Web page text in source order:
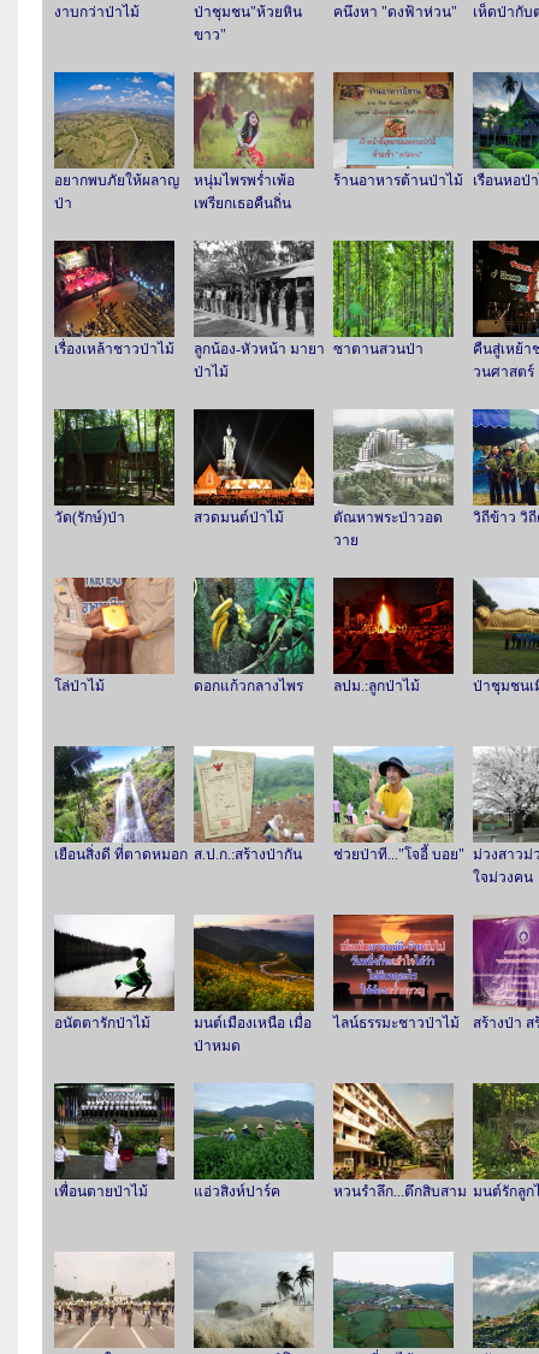
งาบกว่าป่าไม้
ป่าชุมชน"ห้วยหิน
ขาว"
คนึงหา "ดงฟ้าห่วน" เห็ดป่ากับ
อยากพบภัยให้ผลาญ
ป่า
หนุ่มไพรพร่ำเพ้อ
เพรียกเธอคืนถิ่น
ร้านอาหารต้านป่าไม้ เรือนหอป่
เรื่องเหล้าชาวป่าไม้
ลูกน้อง-หัวหน้า มายา
ป่าไม้
ซาตานสวนป่า
คืนสู่เหย้า
วนศาสตร์
วัด(รักษ์)ป่า สวดมนต์ป่าไม้
ตัณหาพระป่าวอด
วาย
วิถีข้าว วิ
โล่ป่าไม้ ดอกแก้วกลางไพร ลปม.:ลูกป่าไม้ ป่าชุมชนเ
เยือนสิ่งดี ที่ตาดหมอก ส.ป.ก.:สร้างป่ากัน ช่วยป่าที..."โจอี้ บอย" ม่วงสาวม่
ใจม่วงคน
อนัตตารักป่าไม้
มนต์เมืองเหนือ เมื่อ
ป่าหมด
ไลน์ธรรมะชาวป่าไม้ สร้างป่า ส
เพื่อนตายป่าไม้ แอ่วสิงห์ปาร์ค หวนรำลึก...ตึกสิบสาม มนต์รักลูก